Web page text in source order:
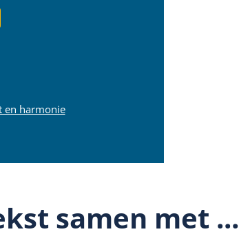
en harmonie
samen met ...